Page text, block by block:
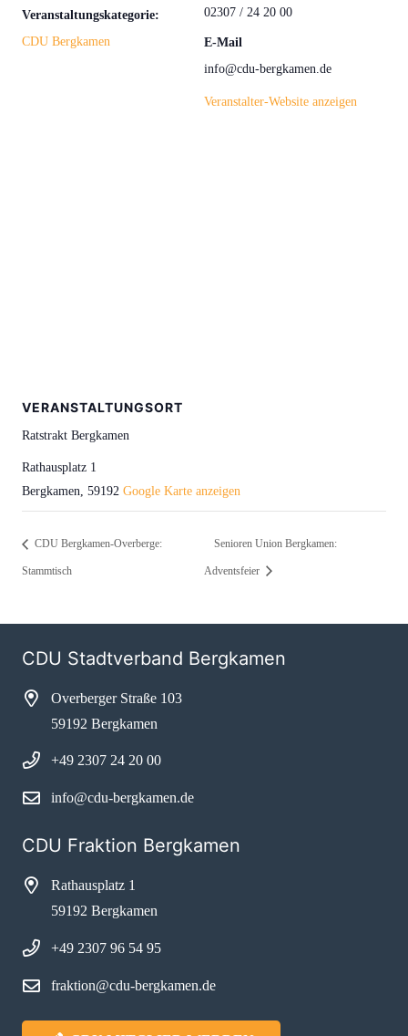
Veranstaltungskategorie:
CDU Bergkamen
02307 / 24 20 00
E-Mail
info@cdu-bergkamen.de
Veranstalter-Website anzeigen
VERANSTALTUNGSORT
Ratstrakt Bergkamen
Rathausplatz 1
Bergkamen, 59192 Google Karte anzeigen
CDU Bergkamen-Overberge:
Stammtisch
Senioren Union Bergkamen:
Adventsfeier
CDU Stadtverband Bergkamen
Overberger Straße 103
59192 Bergkamen
+49 2307 24 20 00
info@cdu-bergkamen.de
CDU Fraktion Bergkamen
Rathausplatz 1
59192 Bergkamen
+49 2307 96 54 95
fraktion@cdu-bergkamen.de